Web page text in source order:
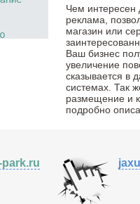
Чем интересен
реклама,
магазин или
Ваш бизнес
увеличение
сказывается в
системах. Так
размещение и
подробно
park.ru